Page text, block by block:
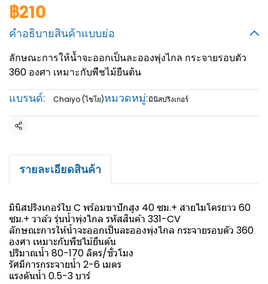
฿210
คำอธิบายสินค้าแบบย่อ
ลักษณะการให้น้ำจะออกเป็นละอองพุ่งไกล กระจายรอบตัว
360 องศา เหมาะกับพืชไม้ยืนต้น
แบรนด์: Chaiyo (ไชโย)หมวดหมู่:มินิสปริงเกอร์
แชร์
รายละเอียดสินค้า
มินิสปริงเกอร์ใบ C พร้อมขาปักสูง 40 ซม.+ สายไมโครยาว 60
ซม.+ วาล์ว รุ่นน้ำพุ่งไกล รหัสสินค้า 331-CV
ลักษณะการให้น้ำจะออกเป็นละอองพุ่งไกล กระจายรอบตัว 360
องศา เหมาะกับพืชไม้ยืนต้น
ปริมาณน้ำ 80-170 ลิตร/ชั่วโมง
รัศมีการกระจายน้ำ 2-6 เมตร
แรงดันน้ำ 0.5-3 บาร์